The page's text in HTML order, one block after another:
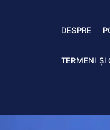
DESPRE
TERMENI ȘI